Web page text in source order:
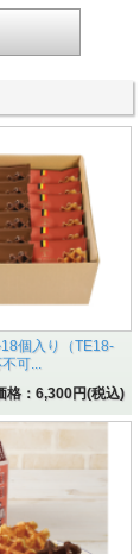
個入り（TE18-
可...
格：6,300円(税込)